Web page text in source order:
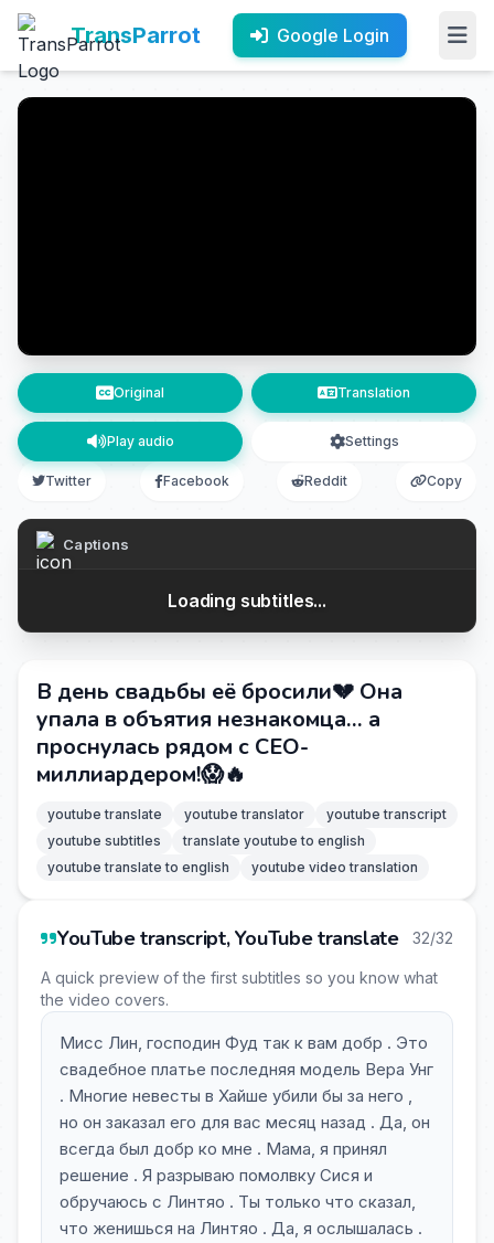
TransParrot Google Login
Original Translation
Play audio Settings
Twitter Facebook Reddit Copy
Captions
Loading subtitles...
В день свадьбы её бросили💔 Она
упала в объятия незнакомца… а
проснулась рядом с CEO-
миллиардером!😱🔥
youtube translate youtube translator
youtube transcript
youtube subtitles
translate youtube to english
youtube translate to english
youtube video translation
YouTube transcript, YouTube translate 32/32
A quick preview of the first subtitles so you know what
the video covers.
Мисс Лин, господин Фуд так к вам добр . Это
свадебное платье последняя модель Вера Унг
. Многие невесты в Хайше убили бы за него ,
но он заказал его для вас месяц назад . Да, он
всегда был добр ко мне . Мама, я принял
решение . Я разрываю помолвку Сися и
обручаюсь с Линтяо . Ты только что сказал,
что женишься на Линтяо . Да, я ослышалась .